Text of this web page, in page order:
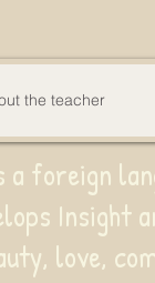
the teacher
foreign
Insight